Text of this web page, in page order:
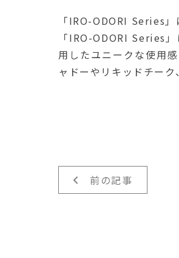
「IRO-ODORI Series」
「IRO-ODORI Series
用したユニークな使用
ャドーやリキッドチーク
前の記事